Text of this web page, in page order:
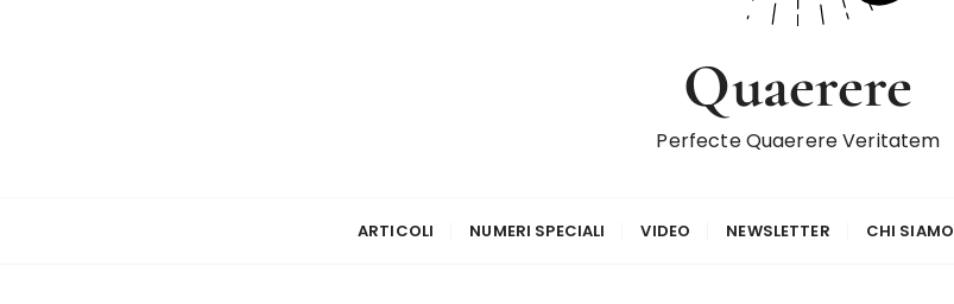
Quaerere
Perfecte Quaerere Veritatem
ARTICOLI NUMERI SPECIALI VIDEO NEWSLETTER CHI SIAMO